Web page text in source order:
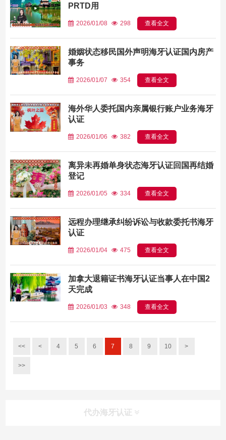
PRTD用
2026/01/08 298 查看全文
婚姻状态移民国外声明海牙认证国内房产
事务
2026/01/07 354 查看全文
海外华人委托国内亲属银行账户业务海牙
认证
2026/01/06 382 查看全文
离异未再婚单身状态海牙认证回国再结婚
登记
2026/01/05 334 查看全文
远程办理继承纠纷诉讼与收款委托书海牙
认证
2026/01/04 475 查看全文
加拿大退籍证书海牙认证当事人在中国2
天完成
2026/01/03 348 查看全文
<< < 4 5 6 7 8 9 10 >
>>
代办海牙认证